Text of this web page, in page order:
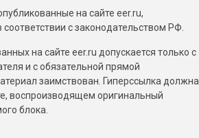
на сайте eer.ru,
с законодательством РФ.
на сайте eer.ru допускается только с
и с обязательной прямой
заимствован. Гиперссылка должна
воспроизводящем оригинальный
блока.